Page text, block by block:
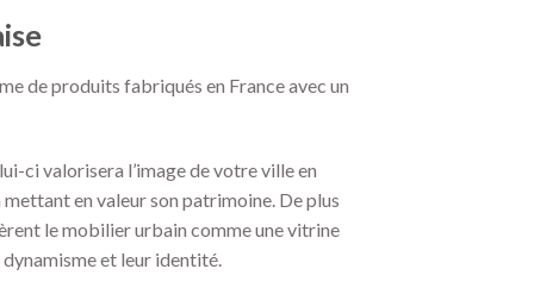
de produits fabriqués en France avec un
ci valorisera l’image de votre ville en
en valeur son patrimoine. De plus
le mobilier urbain comme une vitrine
et leur identité.